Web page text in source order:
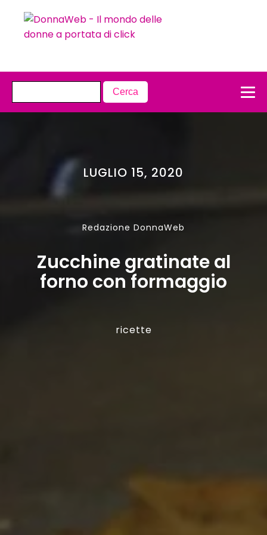
LUGLIO 15, 2020
Redazione DonnaWeb
Zucchine gratinate al
forno con formaggio
ricette